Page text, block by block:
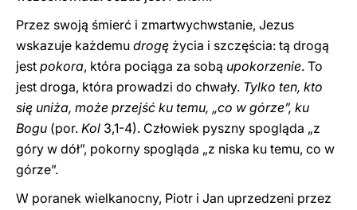
Przez swoją śmierć i zmartwychwstanie, Jezus
wskazuje każdemu drogę życia i szczęścia: tą drogą
jest pokora, która pociąga za sobą upokorzenie. To
jest droga, która prowadzi do chwały. Tylko ten, kto
się uniża, może przejść ku temu, „co w górze”, ku
Bogu (por. Kol 3,1-4). Człowiek pyszny spogląda „z
góry w dół”, pokorny spogląda „z niska ku temu, co w
górze”.
W poranek wielkanocny, Piotr i Jan uprzedzeni przez